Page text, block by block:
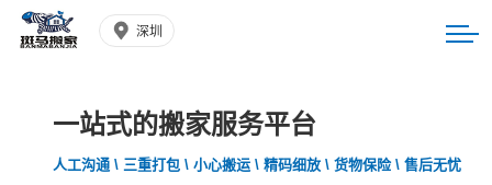
深圳
一站式的搬家服务平台
人工沟通 \ 三重打包 \ 小心搬运 \ 精码细放 \ 货物保险 \ 售后无忧